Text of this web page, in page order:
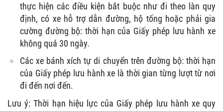
thực hiện các điều kiện bắt buộc như đi theo làn quy
định, có xe hỗ trợ dẫn đường, hộ tống hoặc phải gia
cường đường bộ: thời hạn của Giấy phép lưu hành xe
không quá 30 ngày.
Các xe bánh xích tự di chuyển trên đường bộ: thời hạn
của Giấy phép lưu hành xe là thời gian từng lượt từ nơi
đi đến nơi đến.
Lưu ý: Thời hạn hiệu lực của Giấy phép lưu hành xe quy